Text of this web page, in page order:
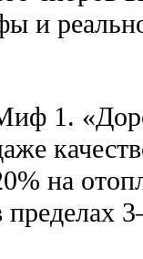
и
1.
на
пределах